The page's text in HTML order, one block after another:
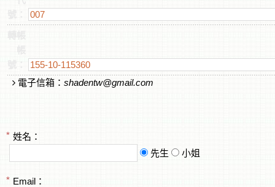
電子信箱： shadentw@gmail.com
姓名：
先生
小姐
Email：